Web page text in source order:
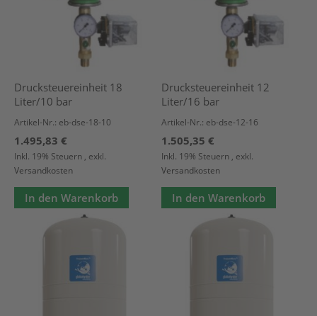
Drucksteuereinheit 18
Liter/10 bar
Artikel-Nr.: eb-dse-18-10
1.495,83 €
Inkl. 19% Steuern , exkl.
Versandkosten
In den Warenkorb
Drucksteuereinheit 12
Liter/16 bar
Artikel-Nr.: eb-dse-12-16
1.505,35 €
Inkl. 19% Steuern , exkl.
Versandkosten
In den Warenkorb